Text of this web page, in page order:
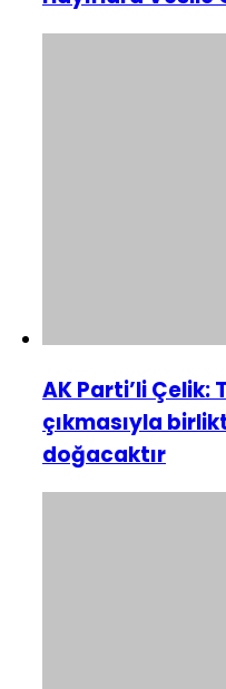
AK Parti’li
çıkmasıyla
doğacaktır